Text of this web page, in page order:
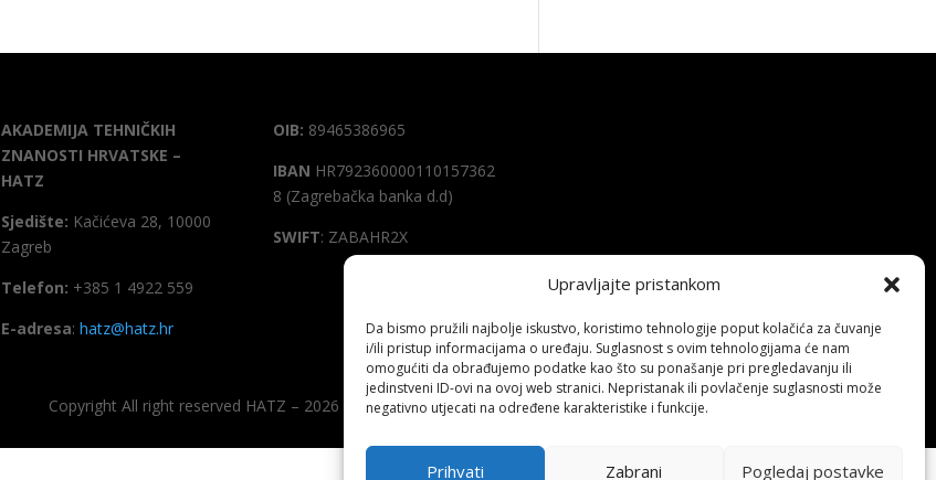
Upravljajte pristankom
Da bismo pružili najbolje iskustvo, koristimo tehnologije poput kolačića za čuvanje
i/ili pristup informacijama o uređaju. Suglasnost s ovim tehnologijama će nam
omogućiti da obrađujemo podatke kao što su ponašanje pri pregledavanju ili
jedinstveni ID-ovi na ovoj web stranici. Nepristanak ili povlačenje suglasnosti može
negativno utjecati na određene karakteristike i funkcije.
Prihvati Zabrani Pogledaj postavke
AKADEMIJA TEHNIČKIH
ZNANOSTI HRVATSKE –
HATZ
Sjedište: Kačićeva 28, 10000
Zagreb
Telefon: +385 1 4922 559
E-adresa: hatz@hatz.hr
OIB: 89465386965
IBAN HR792360000110157362
8 (Zagrebačka banka d.d)
SWIFT: ZABAHR2X
Copyright All right reserved HATZ – 2026